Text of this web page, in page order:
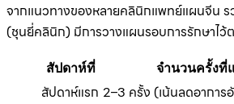
จากแนวทางของหลายคลินิกแพทย์แผนจีน
(ชุนยี่คลินิก) มีการวางแผนรอบการรักษาไว้
สัปดาห์ที่ จำนวนครั้งที่
สัปดาห์แรก 2–3 ครั้ง (เน้นลดอาการ